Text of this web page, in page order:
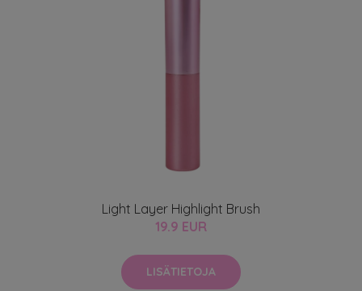
Light Layer Highlight Brush
19.9 EUR
LISÄTIETOJA